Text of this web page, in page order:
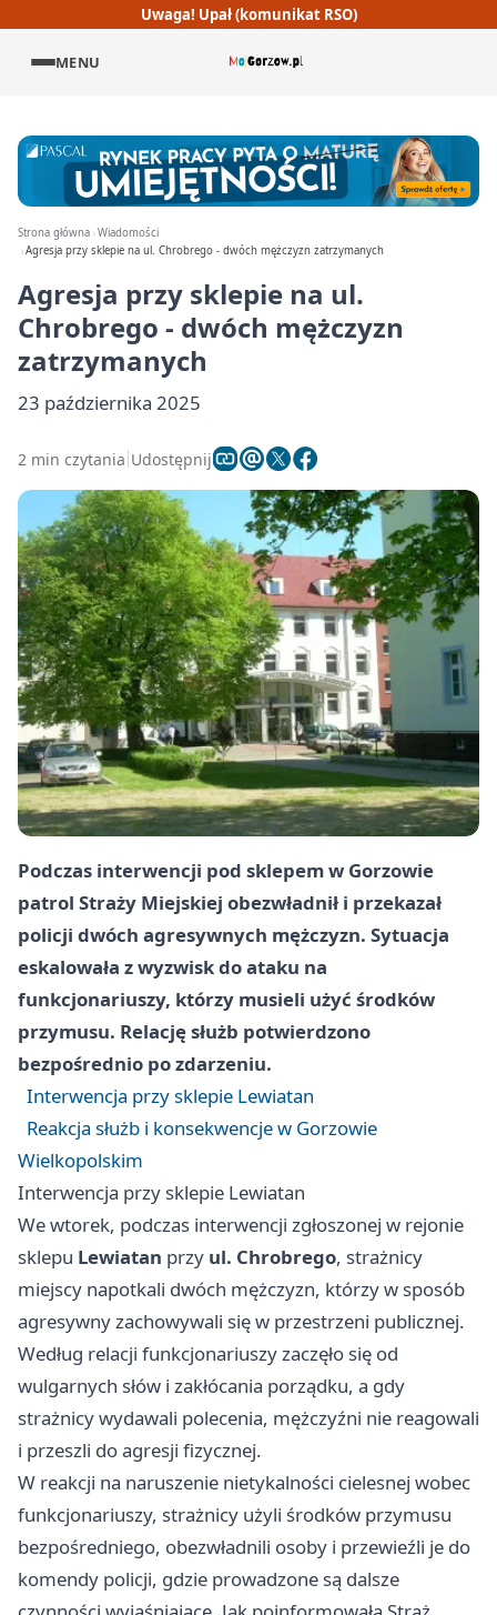
Uwaga! Upał (komunikat RSO)
MENU
Strona główna Wiadomości
Agresja przy sklepie na ul. Chrobrego - dwóch mężczyzn zatrzymanych
Agresja przy sklepie na ul.
Chrobrego - dwóch mężczyzn
zatrzymanych
23 października 2025
2 min czytania Udostępnij
Podczas interwencji pod sklepem w Gorzowie
patrol Straży Miejskiej obezwładnił i przekazał
policji dwóch agresywnych mężczyzn. Sytuacja
eskalowała z wyzwisk do ataku na
funkcjonariuszy, którzy musieli użyć środków
przymusu. Relację służb potwierdzono
bezpośrednio po zdarzeniu.
Interwencja przy sklepie Lewiatan
Reakcja służb i konsekwencje w Gorzowie
Wielkopolskim
Interwencja przy sklepie Lewiatan
We wtorek, podczas interwencji zgłoszonej w rejonie
sklepu Lewiatan przy ul. Chrobrego, strażnicy
miejscy napotkali dwóch mężczyzn, którzy w sposób
agresywny zachowywali się w przestrzeni publicznej.
Według relacji funkcjonariuszy zaczęło się od
wulgarnych słów i zakłócania porządku, a gdy
strażnicy wydawali polecenia, mężczyźni nie reagowali
i przeszli do agresji fizycznej.
W reakcji na naruszenie nietykalności cielesnej wobec
funkcjonariuszy, strażnicy użyli środków przymusu
bezpośredniego, obezwładnili osoby i przewieźli je do
komendy policji, gdzie prowadzone są dalsze